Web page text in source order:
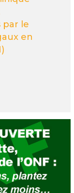
par le
en